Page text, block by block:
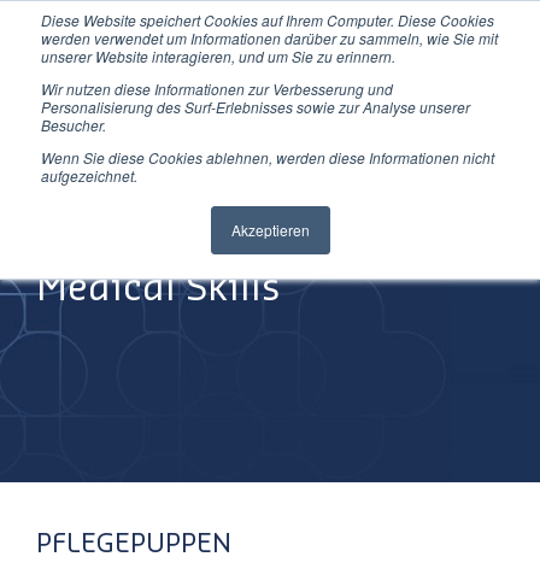
Diese Website speichert Cookies auf Ihrem Computer. Diese Cookies
werden verwendet um Informationen darüber zu sammeln, wie Sie mit
unserer Website interagieren, und um Sie zu erinnern.
Wir nutzen diese Informationen zur Verbesserung und
Personalisierung des Surf-Erlebnisses sowie zur Analyse unserer
Besucher.
Wenn Sie diese Cookies ablehnen, werden diese Informationen nicht
aufgezeichnet.
Akzeptieren
Direkt
zum
Medical Skills
PFLEGEPUPPEN